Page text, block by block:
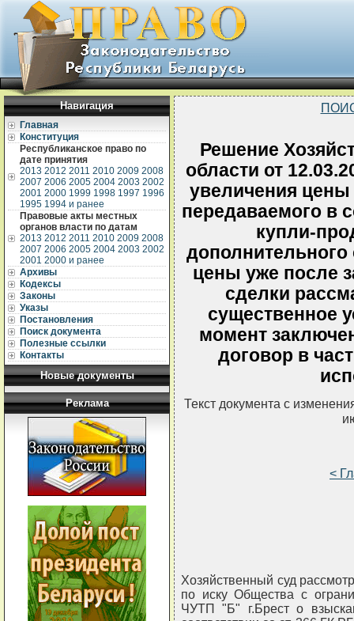
Навигация
Главная
Конституция
Республиканское право по
дате принятия
2013 2012 2011 2010 2009 2008
2007 2006 2005 2004 2003 2002
2001 2000 1999 1998 1997 1996
1995 1994 и ранее
Правовые акты местных
органов власти по датам
2013 2012 2011 2010 2009 2008
2007 2006 2005 2004 2003 2002
2001 2000 и ранее
Архивы
Кодексы
Законы
Указы
Постановления
Поиск документа
Полезные ссылки
Контакты
Новые документы
Реклама
Решение
области от
увеличения
передаваемого в
купли-
цены уже после
сделки
существенное
момент
договор в
Текст документа с
<
Хозяйственный суд
по иску Общества с
ЧУТП "Б" г.Брест о